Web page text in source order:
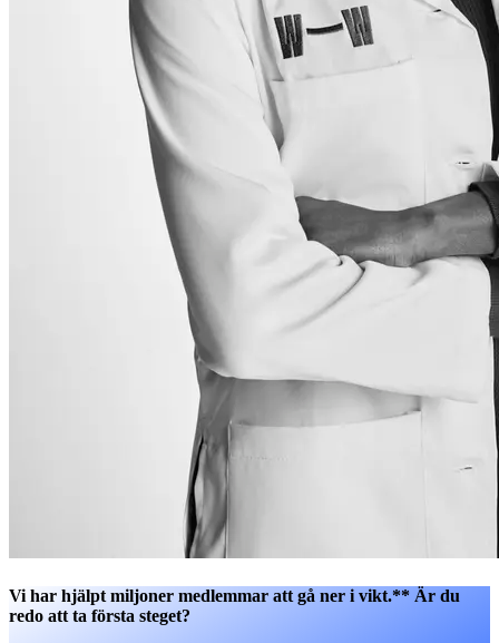
Vi har hjälpt miljoner medlemmar att gå ner i vikt.** Är du
redo att ta första steget?